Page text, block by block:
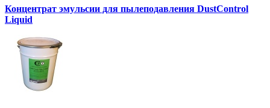
Концентрат эмульсии для пылеподавления DustControl
Liquid